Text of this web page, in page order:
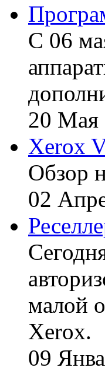
С 06
20 Мая
Xerox
Обзор
02
малой
Xerox.
09